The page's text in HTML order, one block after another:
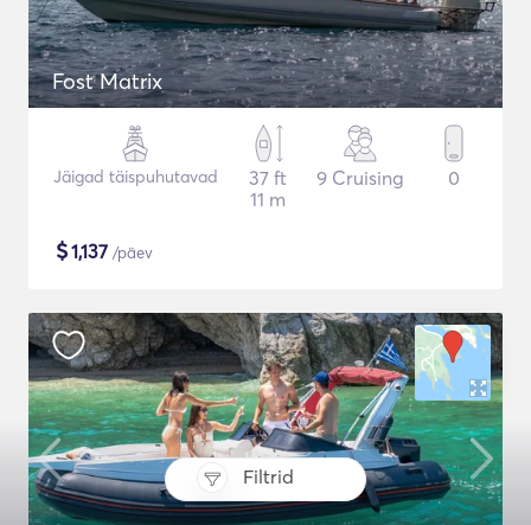
Filtrid
Fost Matrix
Jäigad täispuhutavad
37 ft
11 m
9 Cruising 0
$1,137 /päev